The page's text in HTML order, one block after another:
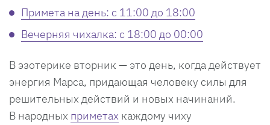
Примета на день: с 11:00 до 18:00
Вечерняя чихалка: с 18:00 до 00:00
В эзотерике вторник — это день, когда действует
энергия Марса, придающая человеку силы для
решительных действий и новых начинаний.
В народных приметах каждому чиху